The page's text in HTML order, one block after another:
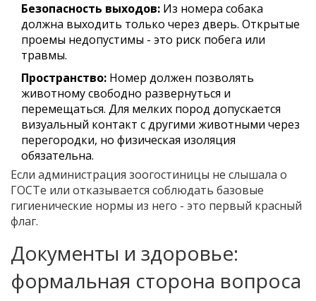
Безопасность выходов: Из номера собака
должна выходить только через дверь. Открытые
проемы недопустимы - это риск побега или
травмы.
Пространство: Номер должен позволять
животному свободно развернуться и
перемещаться. Для мелких пород допускается
визуальный контакт с другими животными через
перегородки, но физическая изоляция
обязательна.
Если администрация зоогостиницы не слышала о
ГОСТе или отказывается соблюдать базовые
гигиенические нормы из него - это первый красный
флаг.
Документы и здоровье:
формальная сторона вопроса